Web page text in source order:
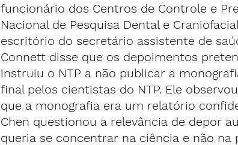
funcionário dos Centros de Controle e
Nacional de Pesquisa Dental e
escritório do secretário assistente de
Connett disse que os depoimentos
instruiu o NTP a não publicar a
final pelos cientistas do NTP. Ele
que a monografia era um relatório
Chen questionou a relevância de depor
queria se concentrar na ciência e não